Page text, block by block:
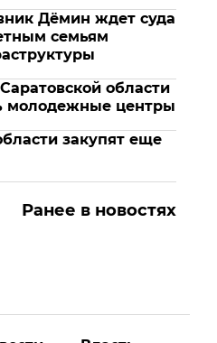
Дёмин ждет суда
семьям
области
молодежные центры
закупят еще
Ранее в новостях